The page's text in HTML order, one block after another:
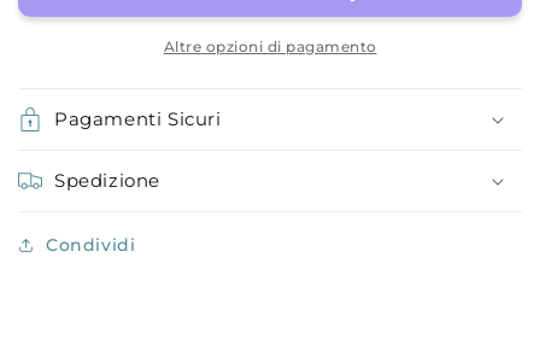
Altre opzioni di pagamento
Pagamenti Sicuri
Spedizione
Condividi